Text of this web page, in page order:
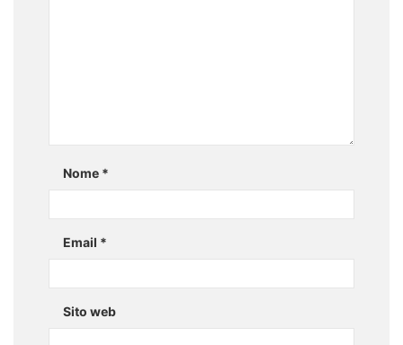
Nome *
Email *
Sito web